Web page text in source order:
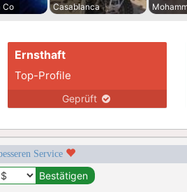
Co
Casablanca
Ernsthaft
Top-Profile
Geprüft
Service